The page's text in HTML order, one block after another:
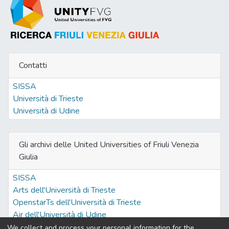
potenziali alleate per Venezia, ma anche le
altre realtà italiane, Firenze, Roma, Napoli,
Ferrara, con le quali la Serenissima e Milano
San Marco. Le lettere studiate coprono un
arco temporale da aprile a giugno 1474.
Contatti
SISSA
Università di Trieste
Università di Udine
Gli archivi delle United Universities of Friuli Venezia
Giulia
SISSA
Arts dell'Università di Trieste
OpenstarTs dell'Università di Trieste
Air dell'Università di Udine